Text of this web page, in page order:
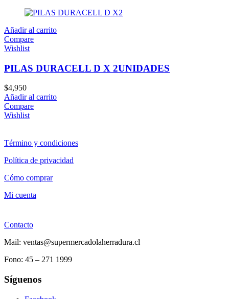
Añadir al carrito
Compare
Wishlist
PILAS DURACELL D X 2UNIDADES
$4,950
Añadir al carrito
Compare
Wishlist
Término y condiciones
Política de privacidad
Cómo comprar
Mi cuenta
Contacto
Mail: ventas@supermercadolaherradura.cl
Fono: 45 – 271 1999
Síguenos